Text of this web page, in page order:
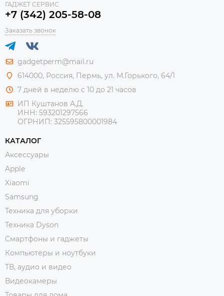
ГАДЖЕТ СЕРВИС
+7 (342) 205-58-08
Заказать звонок
gadgetperm@mail.ru
614000, Россия, Пермь, ул. М.Горького, 64/1
7 дней в неделю с 10 до 21 часов
ИП Куштанов А.Д.
ИНН: 593201297566
ОГРНИП: 325595800001984
КАТАЛОГ
Аксессуары
Apple
Xiaomi
Samsung
Техника для уборки
Техника Dyson
Смартфоны и гаджеты
Компьютеры и ноутбуки
ТВ, аудио и видео
Видеокамеры